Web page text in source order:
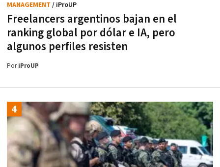
Freelancers argentinos bajan en el
ranking global por dólar e IA, pero
algunos perfiles resisten
MANAGEMENT / iProUP
PoriProUP